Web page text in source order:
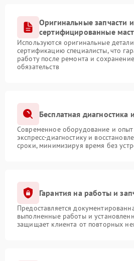
Оригинальные запчасти и
сертифицированные
Используются оригинальные
сертификацию специалисты, что
работу после ремонта и
обязательств
Бесплатная
Современное оборудование и опыт
экспресс-диагностику и
сроки, минимизируя время без
Гарантия на работы и
Предоставляется
выполненные работы и
защищает клиента от повторных